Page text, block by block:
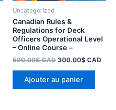
Uncategorized
Canadian Rules &
Regulations for Deck
Officers Operational Level
– Online Course –
500.00$CAD300.00$ CAD
Ajouter au panier